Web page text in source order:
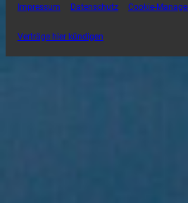
Impressum Datenschutz Cookie-
Verträge hier kündigen